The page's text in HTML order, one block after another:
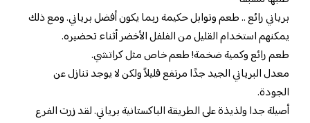
برياني رائع .. طعم وتوابل حكيمة ربما يكون أفضل برياني. ومع ذلك
يمكنهم استخدام القليل من الفلفل الأخضر أثناء تحضيره.
طعم رائع وكمية ضخمة! طعم خاص مثل كراتشي.
معدل البرياني الجيد جدًا مرتفع قليلاً ولكن لا يوجد تنازل عن
الجودة.
أصيلة جدا ولذيذة على الطريقة الباكستانية برياني. لقد زرت الفرع